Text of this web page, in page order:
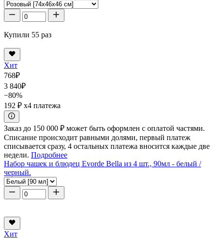
Купили 55 раз
Хит
768₽
3 840₽
−80%
192 ₽ x4 платежа
Заказ до 150 000 ₽ может быть оформлен с оплатой частями.
Списание происходит равными долями, первый платеж
списывается сразу, 4 остальных платежа вносится каждые две
недели. Подробнее
Набор чашек и блюдец Evorde Bella из 4 шт., 90мл - белый /
черный.
Хит